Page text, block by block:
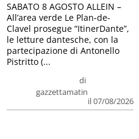
di
gazzettamatin
il 07/08/2026
SABATO 8 AGOSTO ALLEIN –
All’area verde Le Plan-de-
Clavel prosegue “ItinerDante”,
le letture dantesche, con la
partecipazione di Antonello
Pistritto (...